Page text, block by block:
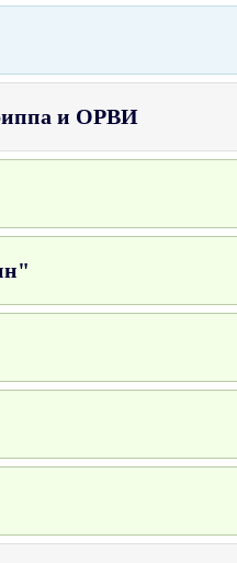
и ОРВИ